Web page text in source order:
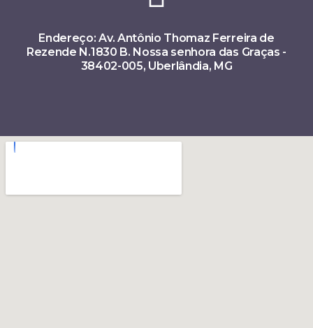
Endereço: Av. Antônio Thomaz Ferreira de
Rezende N.1830 B. Nossa senhora das Graças -
38402-005, Uberlândia, MG